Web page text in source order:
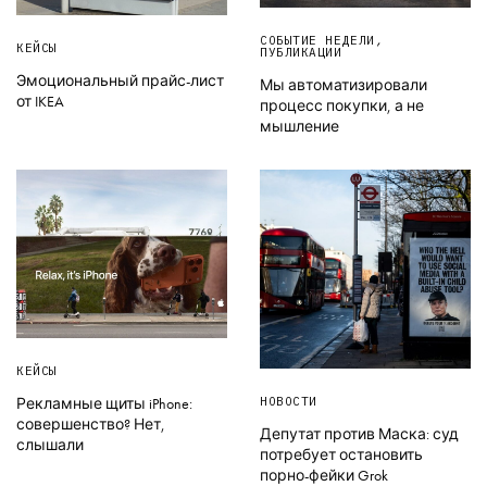
КЕЙСЫ
Эмоциональный прайс-лист
от IKEA
СОБЫТИЕ НЕДЕЛИ ,
ПУБЛИКАЦИИ
Мы автоматизировали
процесс покупки, а не
мышление
КЕЙСЫ
Рекламные щиты iPhone:
совершенство? Нет,
слышали
НОВОСТИ
Депутат против Маска: суд
потребует остановить
порно-фейки Grok